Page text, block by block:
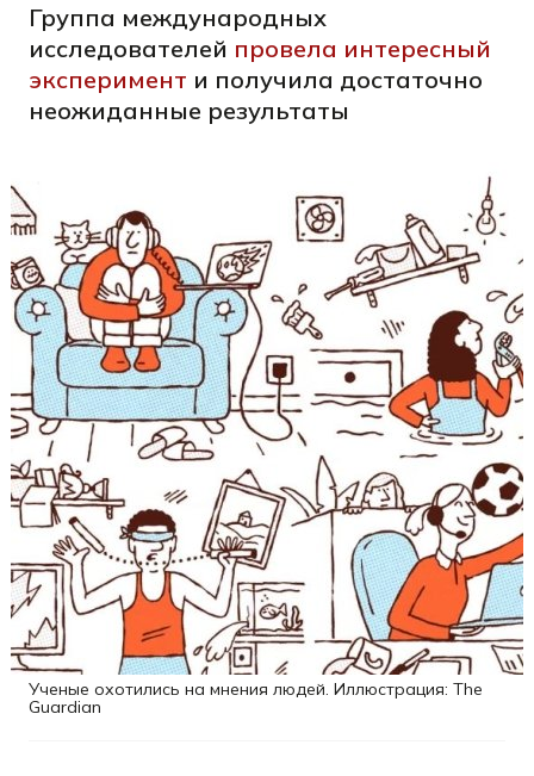
Группа международных
исследователей провела интересный
эксперимент и получила достаточно
неожиданные результаты
Ученые охотились на мнения людей. Иллюстрация: The
Guardian